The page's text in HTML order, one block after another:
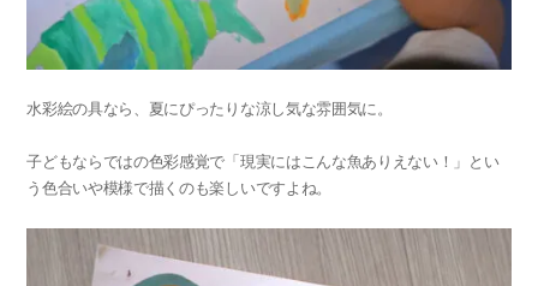
水彩絵の具なら、夏にぴったりな涼し気な雰囲気に。
子どもならではの色彩感覚で「現実にはこんな魚ありえない！」とい
う色合いや模様で描くのも楽しいですよね。